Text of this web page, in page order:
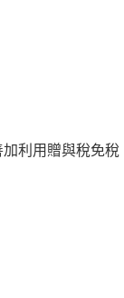
利用贈與稅免稅